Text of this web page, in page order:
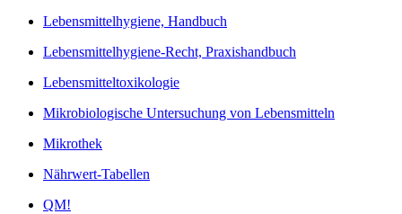
Lebensmittelhygiene, Handbuch
Lebensmittelhygiene-Recht, Praxishandbuch
Lebensmitteltoxikologie
Mikrobiologische Untersuchung von Lebensmitteln
Mikrothek
Nährwert-Tabellen
QM!